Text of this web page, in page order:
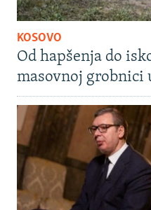
KOSOVO
Od hapšenja do
masovnoj grobnici